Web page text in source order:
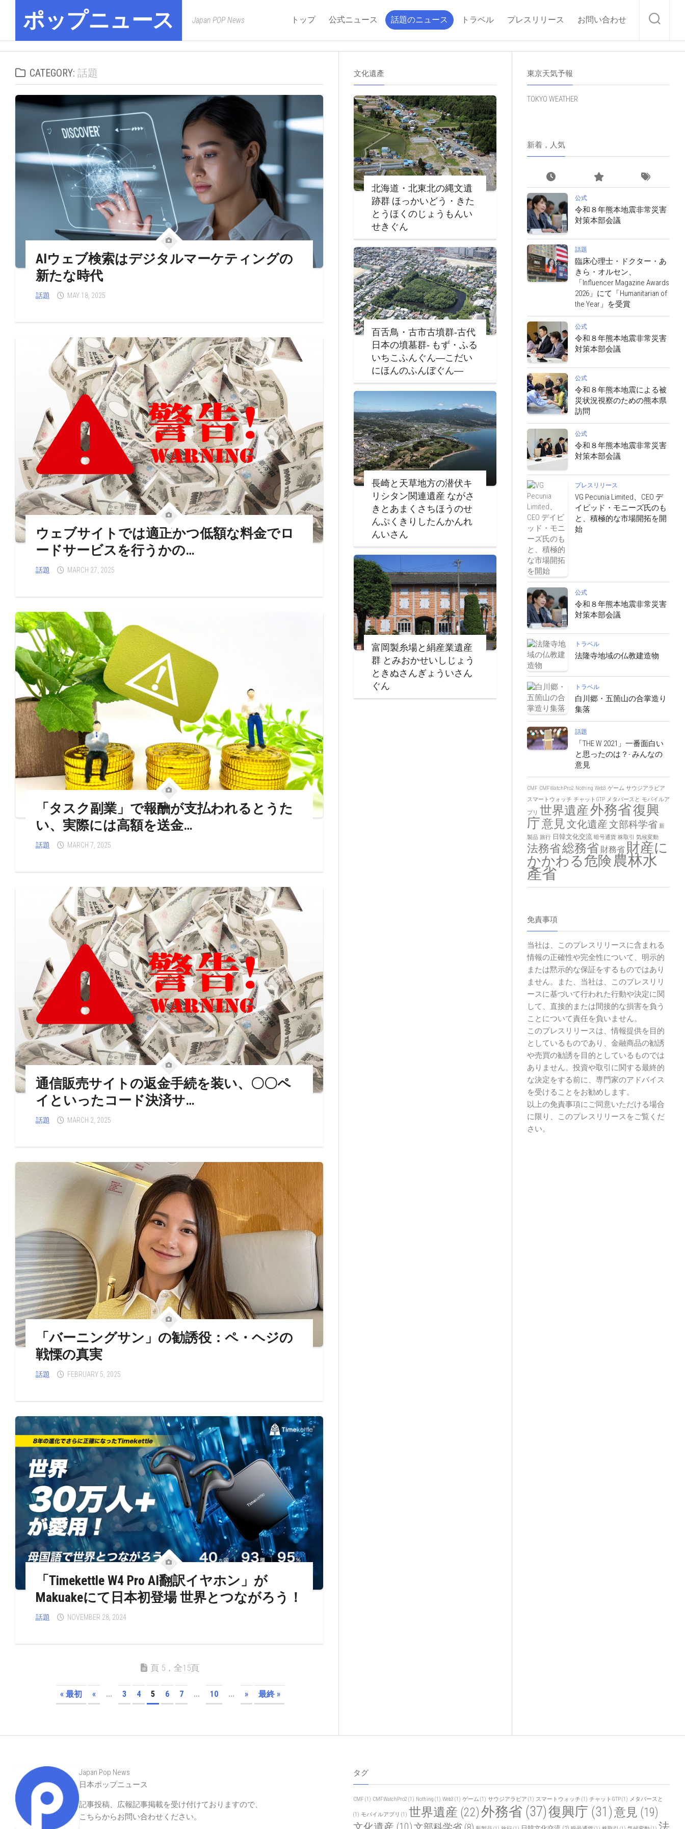
contentポップニュース Japan POP News トップ 公式ニュース 話題のニュース トラベル プレスリリース お問い合わせ
CATEGORY: 話題
AIウェブ検索はデジタルマーケティングの
新たな時代
話題 MAY 18, 2025
ウェブサイトでは適正かつ低額な料金でロ
ードサービスを行うかの…
話題 MARCH 27, 2025
「タスク副業」で報酬が支払われるとうた
い、実際には高額を送金…
話題 MARCH 7, 2025
通信販売サイトの返金手続を装い、〇〇ペ
イといったコード決済サ…
話題 MARCH 2, 2025
「バーニングサン」の勧誘役：ペ・ヘジの
戦慄の真実
話題 FEBRUARY 5, 2025
「Timekettle W4 Pro AI翻訳イヤホン」が
Makuakeにて日本初登場 世界とつながろう！
話題 NOVEMBER 28, 2024
頁 5，全15頁
« 最初 « ... 3 4 5 6 7 ... 10 ... » 最終 »
東京天気予報
TOKYO WEATHER
新着，人気
公式
令和８年熊本地震非常災害
対策本部会議
話題
臨床心理士・ドクター・あ
きら・オルセン、
「Influencer Magazine Awards
2026」にて「Humanitarian of
the Year」を受賞
公式
令和８年熊本地震非常災害
対策本部会議
公式
令和８年熊本地震による被
災状況視察のための熊本県
訪問
公式
令和８年熊本地震非常災害
対策本部会議
プレスリリース
VG Pecunia Limited、CEO デ
イビッド・モニーズ氏のも
と、積極的な市場開拓を開
始
公式
令和８年熊本地震非常災害
対策本部会議
トラベル
法隆寺地域の仏教建造物
トラベル
白川郷・五箇山の合掌造り
集落
話題
「THE W 2021」一番面白い
と思ったのは？- みんなの
意見
CMF CMFWatchPro2 Nothing Web3 ゲーム サウジアラビア
スマートウォッチ チャットGTP メタバースと モバイルア
プリ 世界遺産外務省復興
庁意見文化遺産文部科学省 新
製品 旅行 日韓文化交流 暗号通貨 株取引 気候変動
法務省総務省 財務省 財産に
かかわる危険農林水
產省
免責事項
当社は、このプレスリリースに含まれる
情報の正確性や完全性について、明示的
または黙示的な保証をするものではあり
ません。また、当社は、このプレスリリ
ースに基づいて行われた行動や決定に関
して、直接的または間接的な損害を負う
ことについて責任を負いません。
このプレスリリースは、情報提供を目的
としているものであり、金融商品の勧誘
や売買の勧誘を目的としているものでは
ありません。投資や取引に関する最終的
な決定をする前に、専門家のアドバイス
を受けることをお勧めします。
以上の免責事項にご同意いただける場合
に限り、このプレスリリースをご覧くだ
さい。
文化遺產
北海道・北東北の縄文遺
跡群 ほっかいどう・きた
とうほくのじょうもんい
せきぐん
百舌鳥・古市古墳群‐古代
日本の墳墓群‐ もず・ふる
いちこふんぐん―こだい
にほんのふんぼぐん―
長崎と天草地方の潜伏キ
リシタン関連遺産 ながさ
きとあまくさちほうのせ
んぷくきりしたんかんれ
んいさん
富岡製糸場と絹産業遺産
群 とみおかせいしじょう
ときぬさんぎょういさん
ぐん
Japan Pop News
日本ポップニュース
記事投稿、広報記事掲載を受け付けておりますので、
こちらからお問い合わせください。
タグ
CMF (1) CMFWatchPro2 (1) Nothing (1) Web3 (1) ゲーム (1) サウジアラビア (1) スマートウォッチ (1) チャットGTP(1) メタバースと
(1) モバイルアプリ (1) 世界遺産 (22)外務省(37)復興庁 (31)意見 (19)